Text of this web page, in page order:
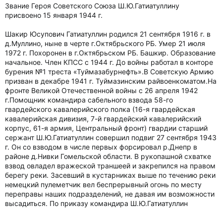
Звание Героя Советского Союза Ш.Ю.Гатиатуллину
присвоено 15 января 1944 г.
Шакир Юсупович Гатиатуллин родился 21 сентября 1916 г. в
д.Муллино, ныне в черте г.Октябрьского РБ. Умер 21 июля
1972 г. Похоронен в г.Октябрьском РБ. Башкир. Образование
начальное. Член КПСС с 1944 г. До войны работал в конторе
бурения №1 треста «Туймазабурнефть».В Советскую Армию
призван в декабре 1941 г. Туймазинским райвоенкоматом.На
фронте Великой Отечественной войны с 26 апреля 1942
г.Помощник командира сабельного взвода 58-го
гвардейского кавалерийского полка (16-я гвардейская
кавалерийская дивизия, 7-й гвардейский кавалерийский
корпус, 61-я армия, Центральный фронт) гвардии старший
сержант Ш.Ю.Гатиатуллин совершил подвиг 27 сентября 1943
г. Он со взводом в числе первых форсировал р.Днепр в
районе д.Нивки Гомельской области. В рукопашной схватке
взвод овладел вражеской траншеей и закрепился на правом
берегу реки. Засевший в кустарниках выше по течению реки
немецкий пулеметчик вел беспрерывный огонь по месту
переправы наших подразделений, не давая им возможности
высадиться. По приказу командира Ш.Ю.Гатиатуллин